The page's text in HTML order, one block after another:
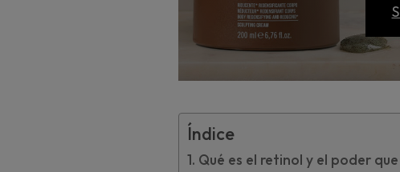
Índice
Qué es el retinol y el poder